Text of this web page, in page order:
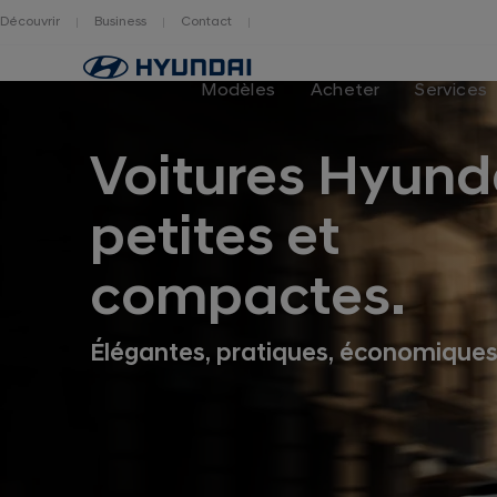
Découvrir Business Contact
Hyundai
logo
Modèles Acheter Services
Voitures
petites et
compactes.
Élégantes, pratiques,